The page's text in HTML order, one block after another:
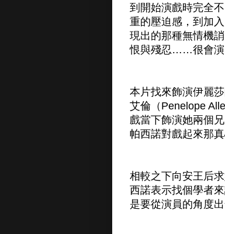
到開始演戲時完全
重的壓迫感，到加
現出的那種無情機
恨與殘忍……很會演
本片找來飾演伊麗
艾倫（Penelope
戲當下飾演她兩個
帕西諾對戲起來那真
相較之下向安王后
西諾表示找個學者
是要從演員的角度